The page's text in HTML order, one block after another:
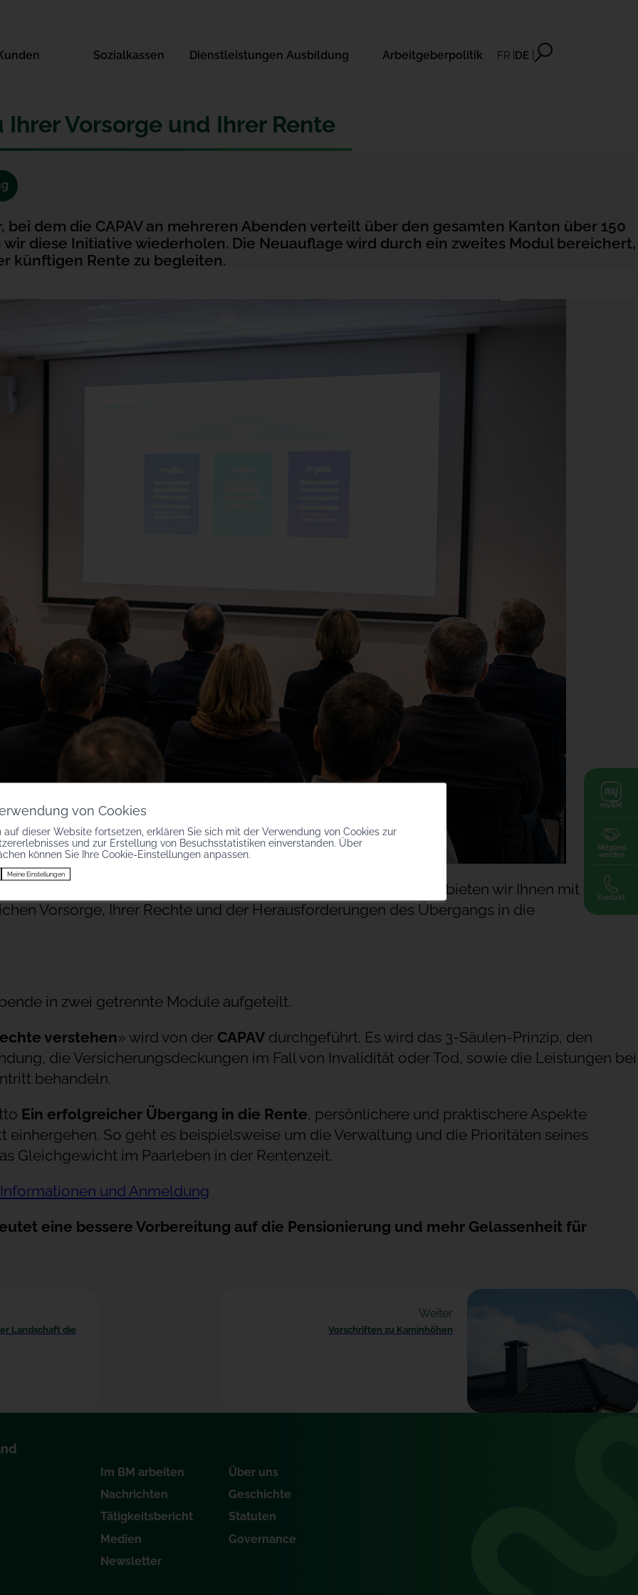
FR DE
Sozialkassen Dienstleistungen Ausbildung Arbeitgeberpolitik
myBM
Mitglied
werden
Kontakt
Vorsorge und Ihrer Rente
dem die CAPAV an mehreren Abenden verteilt über den gesamten Kanton über 150
diese Initiative wiederholen. Die Neuauflage wird durch ein zweites Modul bereichert,
künftigen Rente zu begleiten.
finanziellen Absicherung lange vor Ihrem Karriereende darstellt, bieten wir Ihnen mit diese
Vorsorge, Ihrer Rechte und der Herausforderungen des Übergangs in die
in zwei getrennte Module aufgeteilt.
verstehen» wird von der CAPAV durchgeführt. Es wird das 3-Säulen-Prinzip, den
die Versicherungsdeckungen im Fall von Invalidität oder Tod, sowie die Leistungen bei
behandeln.
Ein erfolgreicher Übergang in die Rente, persönlichere und praktischere Aspekte
So geht es beispielsweise um die Verwaltung und die Prioritäten seines
Gleichgewicht im Paarleben in der Rentenzeit.
Informationen und Anmeldung
eine bessere Vorbereitung auf die Pensionierung und mehr Gelassenheit für
Landschaft die
Weiter
Vorschriften zu Kaminhöhen
Im BM arbeiten
Über uns
Nachrichten
Geschichte
Tätigkeitsbericht
Statuten
Medien
Governance
Newsletter
von Cookies
auf dieser Website fortsetzen, erklären Sie sich mit der Verwendung von Cookies zur
und zur Erstellung von Besuchsstatistiken einverstanden. Über
können Sie Ihre Cookie-Einstellungen anpassen.
Meine Einstellungen